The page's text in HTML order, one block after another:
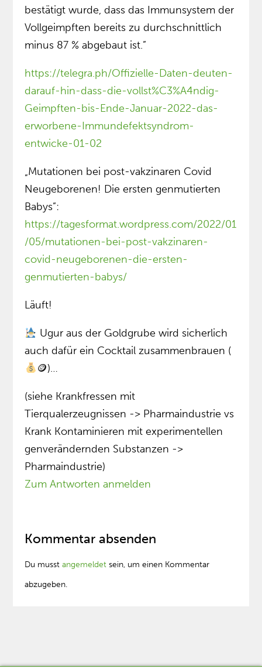
bestätigt wurde, dass das Immunsystem der
Vollgeimpften bereits zu durchschnittlich
minus 87 % abgebaut ist.”
https://telegra.ph/Offizielle-Daten-deuten-
darauf-hin-dass-die-vollst%C3%A4ndig-
Geimpften-bis-Ende-Januar-2022-das-
erworbene-Immundefektsyndrom-
entwicke-01-02
„Mutationen bei post-vakzinaren Covid
Neugeborenen! Die ersten genmutierten
Babys”:
https://tagesformat.wordpress.com/2022/01
/05/mutationen-bei-post-vakzinaren-
covid-neugeborenen-die-ersten-
genmutierten-babys/
Läuft!
Ugur aus der Goldgrube wird sicherlich
auch dafür ein Cocktail zusammenbrauen (
🪙)…
(siehe Krankfressen mit
Tierqualerzeugnissen -> Pharmaindustrie vs
Krank Kontaminieren mit experimentellen
genverändernden Substanzen ->
Pharmaindustrie)
Zum Antworten anmelden
Kommentar absenden
Du musstangemeldet sein, um einen Kommentar
abzugeben.